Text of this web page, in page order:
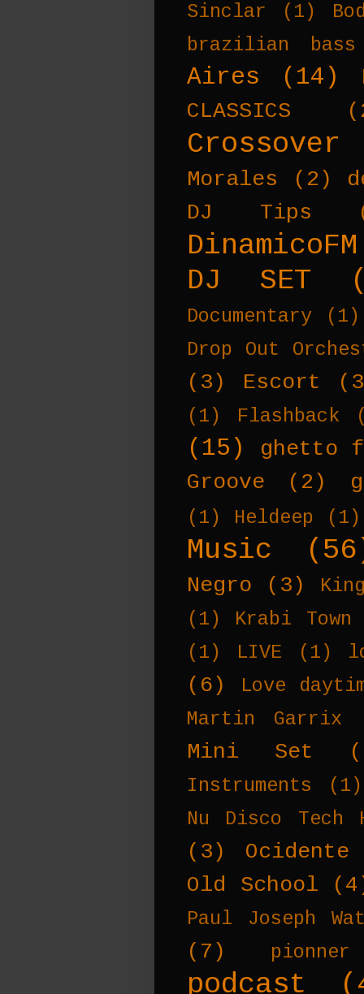
Sinclar (1)
brazilian bass
Aires (14)
CLASSICS
Crossover
Morales (2)
DJ Tips
DinamicoFM
DJ SET
Documentary
(1)
Drop Out
(3) Escort
(1) Flashback
(15)
ghetto
Groove
(2)
(1) Heldeep (1)
Music
Negro (3)
(1)
Krabi Town
(1)
LIVE (1)
(6)
Love
Martin Garrix
Mini Set
Instruments
(1)
Nu Disco Tech
(3)
Ocidente
Old School
Paul Joseph
(7) pionner
podcast